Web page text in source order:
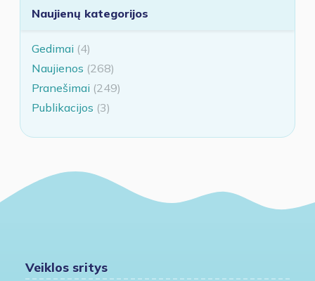
Naujienų kategorijos
Gedimai (4)
Naujienos (268)
Pranešimai (249)
Publikacijos (3)
Veiklos sritys